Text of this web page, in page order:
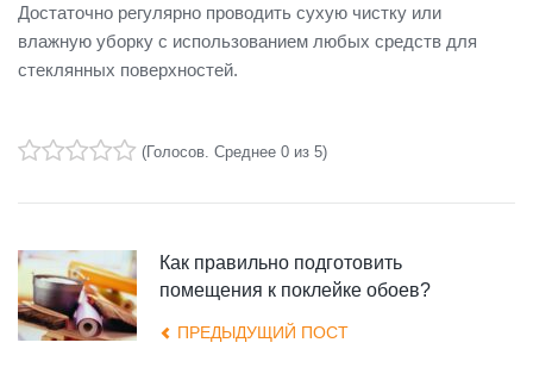
Достаточно регулярно проводить сухую чистку или
влажную уборку с использованием любых средств для
стеклянных поверхностей.
(Голосов . Среднее 0 из 5)
Как правильно подготовить
помещения к поклейке обоев?
ПРЕДЫДУЩИЙ ПОСТ